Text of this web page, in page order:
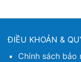
ĐIỀU KHOẢN &
Chính sách bảo